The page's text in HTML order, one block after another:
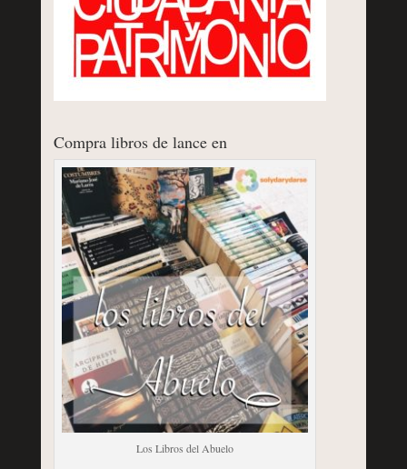
Compra libros de lance en
Los Libros del Abuelo